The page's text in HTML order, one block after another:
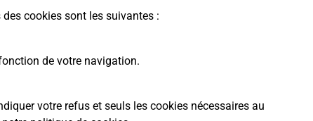
cookies sont les suivantes :
de votre navigation.
votre refus et seuls les cookies nécessaires au